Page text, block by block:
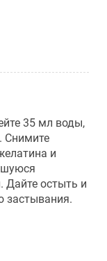
35 мл воды,
Снимите
и
Дайте остыть и
застывания.